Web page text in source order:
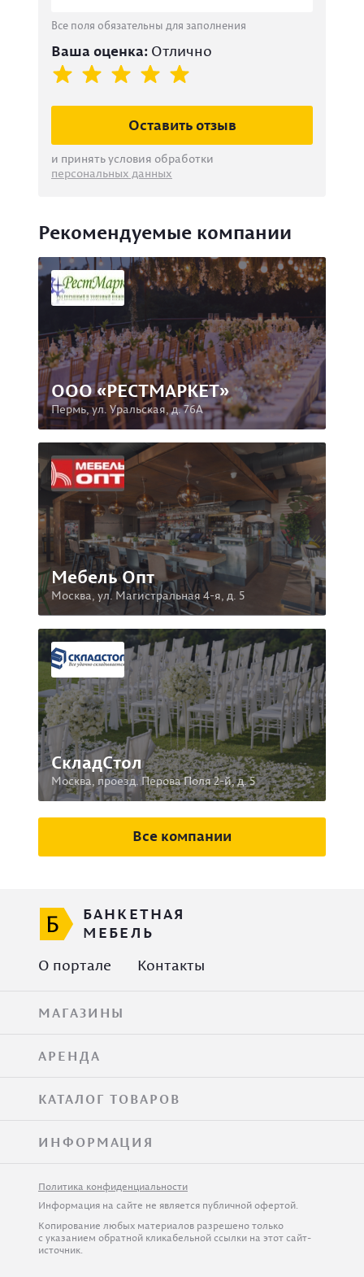
Все поля обязательны для заполнения
Ваша оценка: Отлично
Оставить отзыв
и принять условия обработки
персональных данных
Рекомендуемые компании
ООО «РЕСТМАРКЕТ»
Пермь, ул. Уральская, д. 76А
Мебель Опт
Москва, ул. Магистральная 4-я, д. 5
СкладСтол
Москва, проезд. Перова Поля 2-й, д. 5
Все компании
БАНКЕТНАЯ
МЕБЕЛЬ
О портале
Контакты
МАГАЗИНЫ
АРЕНДА
КАТАЛОГ ТОВАРОВ
ИНФОРМАЦИЯ
Политика конфиденциальности
Информация на сайте не является публичной офертой.
Копирование любых материалов разрешено только
с указанием обратной кликабельной ссылки на этот сайт-
источник.